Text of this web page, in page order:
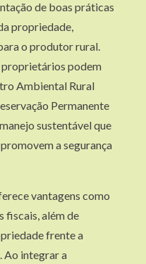
de boas práticas
propriedade,
o produtor rural.
proprietários podem
Ambiental Rural
Permanente
sustentável que
a segurança
vantagens como
fiscais, além de
frente a
Ao integrar a